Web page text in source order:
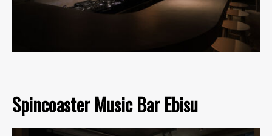
Spincoaster Music Bar Ebisu